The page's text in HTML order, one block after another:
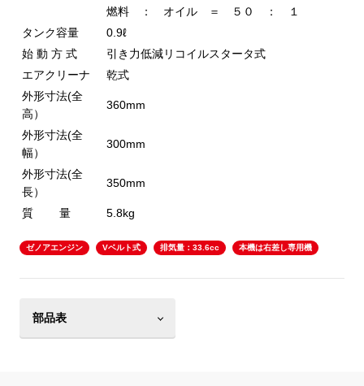
燃料 ： オイル ＝ ５０ ： １
タンク容量
0.9ℓ
始 動 方 式
引き力低減リコイルスタータ式
エアクリーナ
乾式
外形寸法(全
高）
360mm
外形寸法(全
幅）
300mm
外形寸法(全
長）
350mm
質 量 5.8kg
ゼノアエンジン Vベルト式 排気量：33.6cc 本機は右差し専用機
部品表